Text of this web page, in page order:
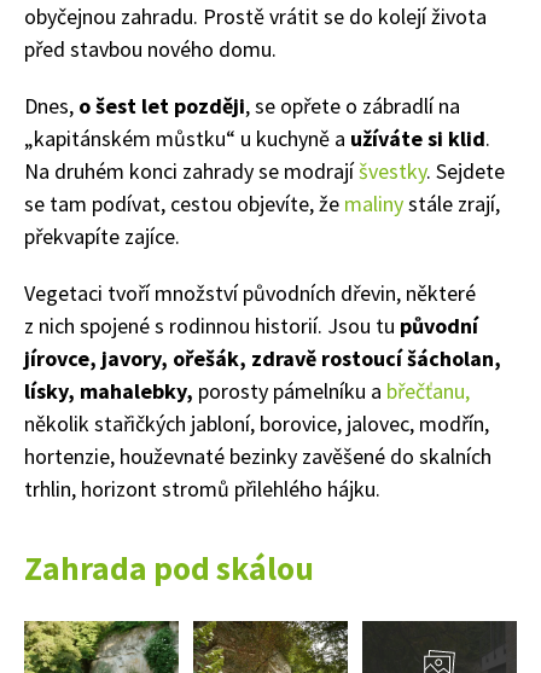
obyčejnou zahradu. Prostě vrátit se do kolejí života
před stavbou nového domu.
Dnes, o šest let později, se opřete o zábradlí na
„kapitánském můstku“ u kuchyně a užíváte si klid.
Na druhém konci zahrady se modrajíšvestky. Sejdete
se tam podívat, cestou objevíte, že malinystále zrají,
překvapíte zajíce.
Vegetaci tvoří množství původních dřevin, některé
z nich spojené s rodinnou historií. Jsou tu původní
jírovce, javory, ořešák, zdravě rostoucí šácholan,
lísky, mahalebky, porosty pámelníku a břečťanu,
několik stařičkých jabloní, borovice, jalovec, modřín,
hortenzie, houževnaté bezinky zavěšené do skalních
trhlin, horizont stromů přilehlého hájku.
Zahrada pod skálou
do